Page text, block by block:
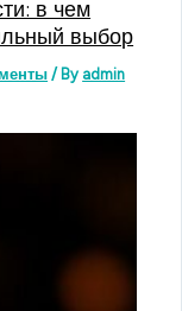
в чем
выбор
/ By admin